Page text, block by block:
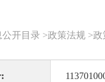
公开目录 >政策法规 >政